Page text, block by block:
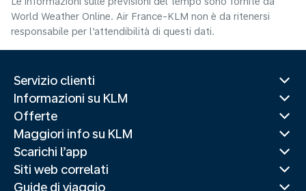
World Weather Online. Air France-KLM non è da ritenersi
responsabile per l’attendibilità di questi dati.
Servizio clienti
Informazioni su KLM
Offerte
Maggiori info su KLM
Scarichi l’app
Siti web correlati
Guide di viaggio